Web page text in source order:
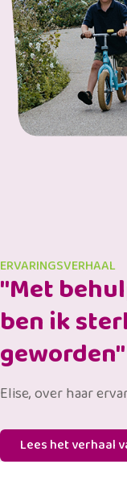
ERVARINGSVERHAAL
"Met
ben ik
geworden"
Elise, over haar
Lees het verhaal